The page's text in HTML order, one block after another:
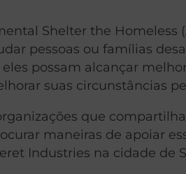
Shelter the Homeless
pessoas ou famílias
possam alcançar
suas circunstâncias
que
maneiras de apoiar
Industries na cidade de